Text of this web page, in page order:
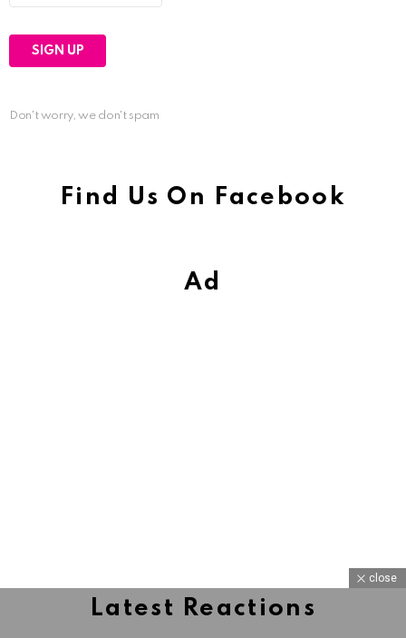
Don't worry, we don't spam
Find Us On Facebook
Ad
Latest Reactions
close